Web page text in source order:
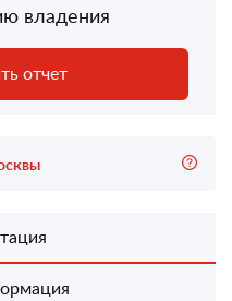
владения
отчет